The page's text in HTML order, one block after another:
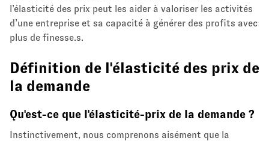
l’élasticité des prix peut les aider à valoriser les activités
d’une entreprise et sa capacité à générer des profits avec
plus de finesse.s.
Définition de l'élasticité des prix de
la demande
Qu'est-ce que l'élasticité-prix de la demande ?
Instinctivement, nous comprenons aisément que la